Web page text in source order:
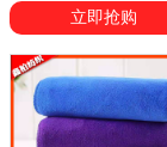
用加厚钓鱼毛巾
立即抢购